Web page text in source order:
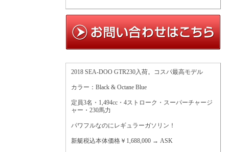
2018 SEA-DOO GTR230入荷。コスパ最高モデル
カラー： Black & Octane Blue
定員3名・1,494cc・4ストローク・スーパーチャージ
ャー・230馬力
パワフルなのにレギュラーガソリン！
新艇税込本体価格￥1,688,000 → ASK